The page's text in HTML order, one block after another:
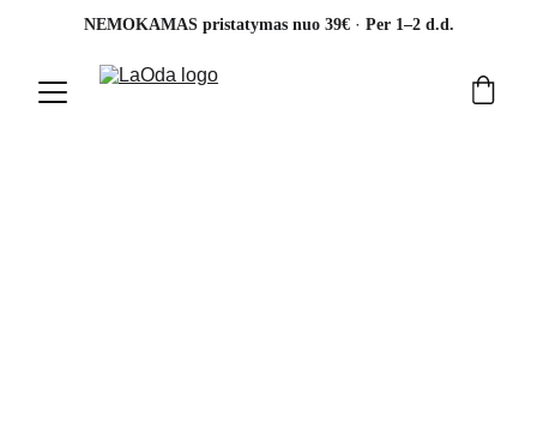
NEMOKAMAS pristatymas nuo 39€ · Per 1–2 d.d.